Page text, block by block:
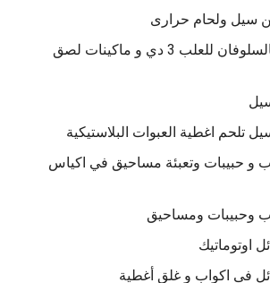
سيل ولحام حرارى
ماكينات التغليف بالسلوفان للعلب 3 دي و ماكينات لصق
تلحم اغطية العبوات البلاستيكية
و حبيبات وتعبئة مساحيق في اكياس
وحبيبات ومساحيق
اوتوماتيك
فى اكواب و غلق أغطية